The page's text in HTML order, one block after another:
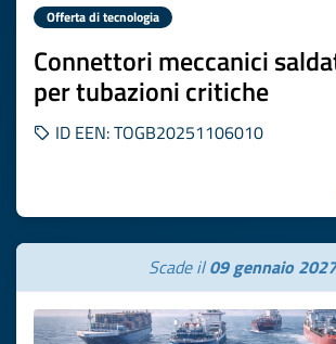
Offerta di tecnologia
Connettori meccanici
per tubazioni critiche
ID EEN: TOGB20251106010
Scade il09 gennaio 2027